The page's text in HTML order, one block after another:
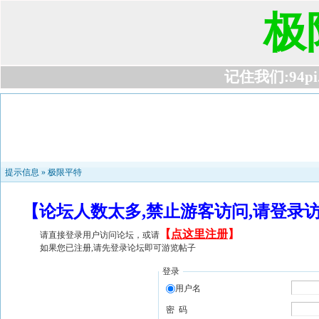
极
记住我们
提示信息 » 极限平特
【论坛人数太多,禁止游客访问,请登
请直接登录用户访问论坛，或请 【 点这里注册】
如果您已注册,请先登录论坛即可游览帖子
登录
用户名
密 码